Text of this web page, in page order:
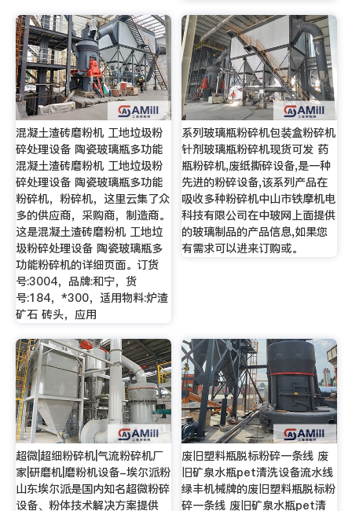
混凝土渣砖磨粉机 工地垃圾粉
碎处理设备 陶瓷玻璃瓶多功能
混凝土渣砖磨粉机 工地垃圾粉
碎处理设备 陶瓷玻璃瓶多功能
粉碎机，粉碎机，这里云集了众
多的供应商，采购商，制造商。
这是混凝土渣砖磨粉机 工地垃
圾粉碎处理设备 陶瓷玻璃瓶多
功能粉碎机的详细页面。订货
号:3004，品牌:和宁，货
号:184，*300，适用物料:炉渣
矿石 砖头，应用
系列玻璃瓶粉碎机包装盒粉碎机
针剂玻璃瓶粉碎机现货可发 药
瓶粉碎机,废纸撕碎设备,是一种
先进的粉碎设备,该系列产品在
吸收多种粉碎机中山市铁摩机电
科技有限公司在中玻网上面提供
的玻璃制品的产品信息,如果您
有需求可以进来订购或。
超微|超细粉碎机|气流粉碎机厂
家|研磨机|磨粉机设备-埃尔派粉
山东埃尔派是国内知名超微粉碎
设备、粉体技术解决方案提供
废旧塑料瓶脱标粉碎一条线 废
旧矿泉水瓶pet清洗设备流水线
绿丰机械牌的废旧塑料瓶脱标粉
碎一条线 废旧矿泉水瓶pet清